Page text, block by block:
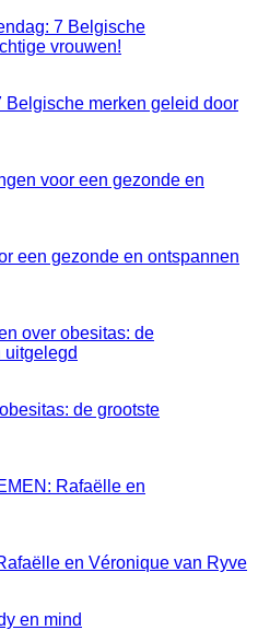
Belgische merken geleid door
een gezonde en ontspannen
de grootste
en Véronique van Ryve